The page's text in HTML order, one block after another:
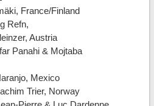
France/Finland
Refn,
Austria
Panahi & Mojtaba
Mexico
Trier, Norway